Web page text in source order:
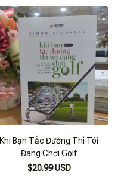
Khi Bạn Tắc Đường Thì Tôi
Đang Chơi Golf
$20.99 USD